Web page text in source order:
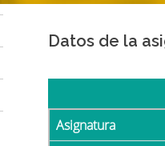
Datos de la
Asignatura